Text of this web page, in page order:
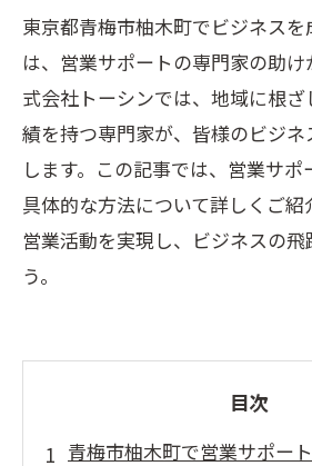
東京都青梅市柚木町でビジネス
は、営業サポートの専門家の助
式会社トーシンでは、地域に根
績を持つ専門家が、皆様のビジネ
します。この記事では、営業サ
具体的な方法について詳しくご紹
営業活動を実現し、ビジネスの飛
う。
目次
青梅市柚木町で営業サポー